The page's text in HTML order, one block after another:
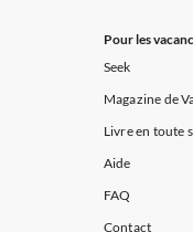
Pour les
Seek
Magazine de
Livre en toute
Aide
FAQ
Contact